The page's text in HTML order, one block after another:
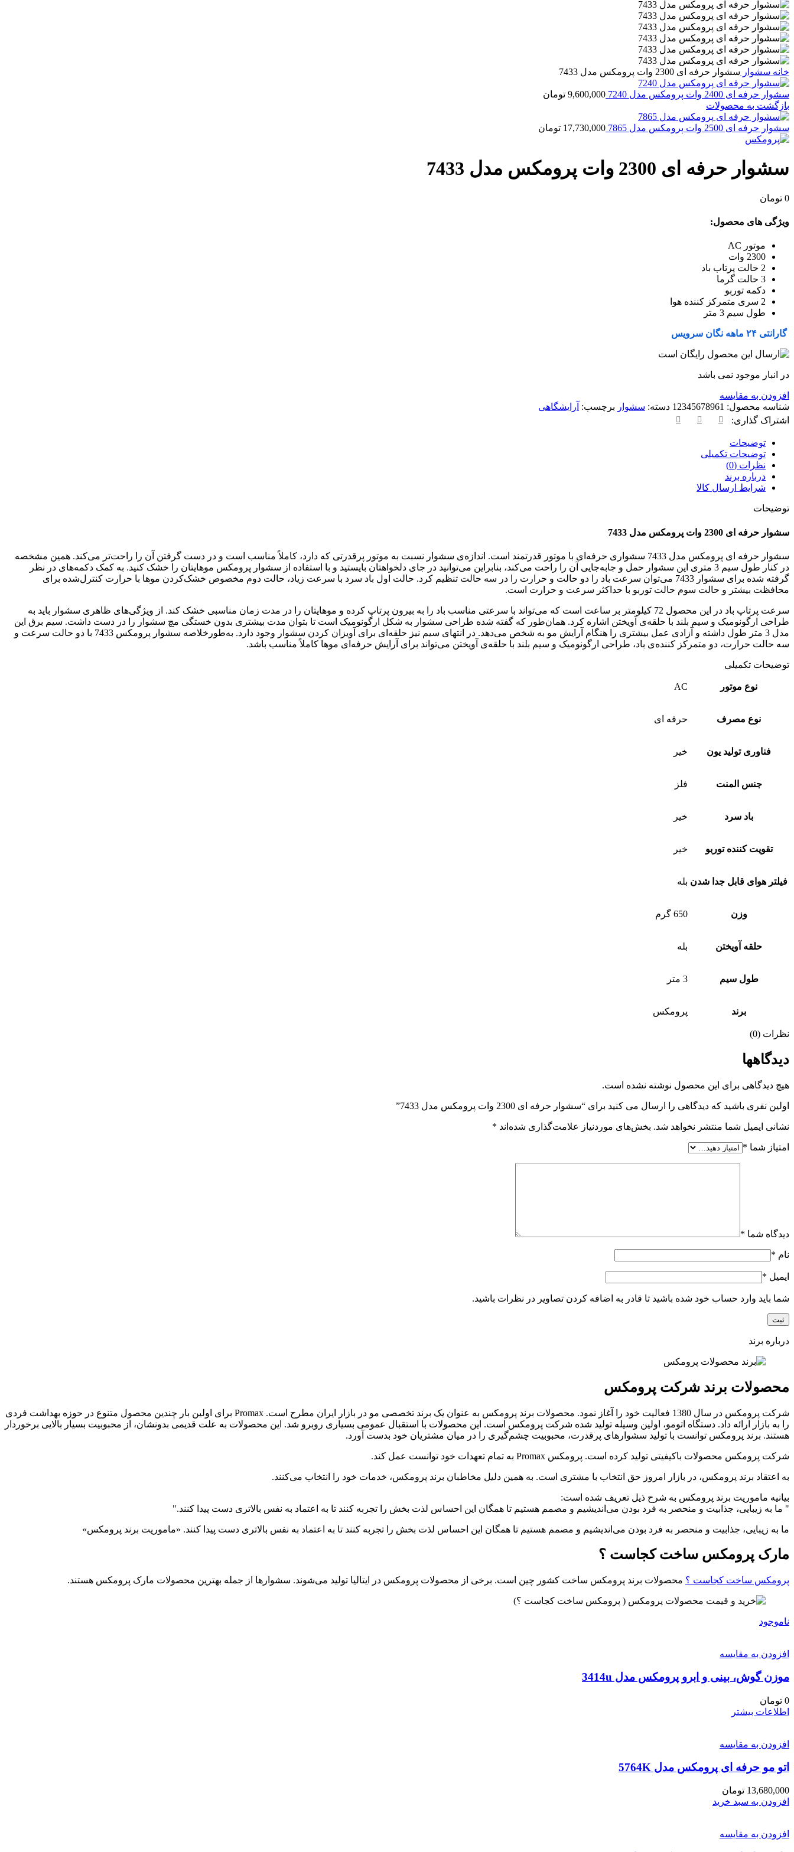
خانه سشوار سشوار حرفه‌ ای 2300 وات پرومکس مدل 7433
سشوار حرفه‌ ای 2400 وات پرومکس مدل 7240 9,600,000 تومان
بازگشت به محصولات
سشوار حرفه‌ ای 2500 وات پرومکس مدل 7865 17,730,000 تومان
سشوار حرفه‌ ای 2300 وات پرومکس مدل 7433
0 تومان
ویژگی های محصول:
موتور AC
2300 وات
2 حالت پرتاب باد
3 حالت گرما
دکمه توربو
2 سری متمرکز کننده هوا
طول سیم 3 متر
گارانتی ۲۴ ماهه نگان سرویس
در انبار موجود نمی باشد
افزودن به مقایسه
شناسه محصول: 12345678961 دسته: سشوار برچسب: آرایشگاهی
اشتراک گذاری:
توضیحات
توضیحات تکمیلی
نظرات (0)
درباره برند
شرایط ارسال کالا
توضیحات
سشوار حرفه‌ ای 2300 وات پرومکس مدل 7433
سشوار حرفه‌ ای پرومکس مدل 7433 سشواری حرفه‌ای با موتور قدرتمند است. اندازه‌ی سشوار نسبت به موتور پرقدرتی که دارد، کاملاً مناسب است و در دست گرفتن آن را راحت‌تر می‌کند. همین مشخصه
در کنار طول سیم 3 متری این سشوار حمل و جابه‌جایی آن را راحت می‌کند، بنابراین می‌توانید در جای دلخواهتان بایستید و با استفاده از سشوار پرومکس موهایتان را خشک کنید. به کمک دکمه‌های در نظر
گرفته شده برای سشوار 7433 می‌توان سرعت باد را دو حالت و حرارت را در سه حالت تنظیم کرد. حالت اول باد سرد با سرعت زیاد، حالت دوم مخصوص خشک‌کردن موها با حرارت کنترل‌شده برای
محافظت بیشتر و حالت سوم حالت توربو با حداکثر سرعت و حرارت است.
سرعت پرتاپ باد در این محصول 72 کیلومتر بر ساعت است که می‌تواند با سرعتی مناسب باد را به بیرون پرتاپ کرده و موهایتان را در مدت زمان مناسبی خشک کند. از ویژگی‌های ظاهری سشوار باید به
طراحی ارگونومیک و سیم بلند با حلقه‌ی آویختن اشاره کرد. همان‌طور که گفته شده طراحی سشوار به شکل ارگونومیک است تا بتوان مدت بیشتری بدون خستگی مچ سشوار را در دست داشت. سیم برق این
مدل 3 متر طول داشته و آزادی عمل بیشتری را هنگام آرایش مو به شخص می‌دهد. در انتهای سیم نیز حلقه‌ای برای آویزان کردن سشوار وجود دارد. به‌طورخلاصه سشوار پرومکس 7433 با دو حالت سرعت و
سه حالت حرارت، دو متمرکز کننده‌ی باد، طراحی ارگونومیک و سیم بلند با حلقه‌ی آویختن می‌تواند برای آرایش حرفه‌ای موها کاملاً مناسب باشد.
توضیحات تکمیلی
نوع موتور AC
نوع مصرف حرفه ای
فناوری تولید یون خیر
جنس المنت فلز
باد سرد خیر
تقویت کننده توربو خیر
فیلتر هوای قابل جدا شدن بله
وزن 650 گرم
حلقه آویختن بله
طول سیم 3 متر
برند پرومکس
نظرات (0)
دیدگاهها
هیچ دیدگاهی برای این محصول نوشته نشده است.
اولین نفری باشید که دیدگاهی را ارسال می کنید برای “سشوار حرفه‌ ای 2300 وات پرومکس مدل 7433”
نشانی ایمیل شما منتشر نخواهد شد. بخش‌های موردنیاز علامت‌گذاری شده‌اند *
امتیاز شما *
دیدگاه شما *
نام *
ایمیل *
شما باید وارد حساب خود شده باشید تا قادر به اضافه کردن تصاویر در نظرات باشید.
درباره برند
محصولات برند شرکت پرومکس
شرکت پرومکس در سال 1380 فعالیت خود را آغاز نمود. محصولات برند پرومکس به عنوان یک برند تخصصی مو در بازار ایران مطرح است. Promax برای اولین بار چندین محصول متنوع در حوزه بهداشت فردی
را به بازار ارائه داد. دستگاه اتومو، اولین وسیله تولید شده شرکت پرومکس است. این محصولات با استقبال عمومی بسیاری روبرو شد. این محصولات به علت قدیمی بدونشان، از محبوبیت بسیار بالایی برخوردار
هستند. برند پرومکس توانست با تولید سشوارهای پرقدرت، محبوبیت چشم‌گیری را در میان مشتریان خود بدست آورد.
شرکت پرومکس محصولات باکیفیتی تولید کرده است. پرومکس Promax به تمام تعهدات خود توانست عمل کند.
به اعتقاد برند پرومکس، در بازار امروز حق انتخاب با مشتری است. به همین دلیل مخاطبان برند پرومکس، خدمات خود را انتخاب می‌کنند.
بیانیه ماموریت برند پرومکس به شرح ذیل تعریف شده است:
" ما به زیبایی، جذابیت و منحصر به فرد بودن می‌اندیشیم و مصمم هستیم تا همگان این احساس لذت بخش را تجربه کنند تا به اعتماد به نفس بالاتری دست پیدا کنند."
ما به زیبایی، جذابیت و منحصر به فرد بودن می‌اندیشیم و مصمم هستیم تا همگان این احساس لذت بخش را تجربه کنند تا به اعتماد به نفس بالاتری دست پیدا کنند. «ماموریت برند پرومکس»
مارک پرومکس ساخت کجاست ؟
پرومکس ساخت کجاست ؟ محصولات برند پرومکس ساخت کشور چین است. برخی از محصولات پرومکس در ایتالیا تولید می‌شوند. سشوارها از جمله بهترین محصولات مارک پرومکس هستند.
ناموجود
افزودن به مقایسه
موزن گوش، بینی و ابرو پرومکس مدل 3414u
0 تومان
اطلاعات بیشتر
افزودن به مقایسه
اتو مو حرفه ای پرومکس مدل 5764K
13,680,000 تومان
افزودن به سبد خرید
افزودن به مقایسه
Instagram
WhatsApp
WhatsApp